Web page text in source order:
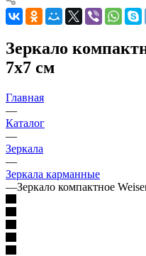
Зеркало
7х7 см
Главная
—
Каталог
—
Зеркала
—
Зеркала карманные
—Зеркало компактное